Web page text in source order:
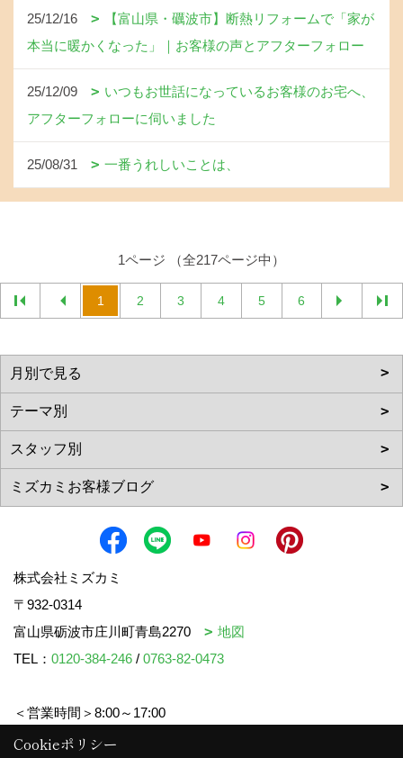
25/12/16
【富山県・礪波市】断熱リフォームで「家が
本当に暖かくなった」｜お客様の声とアフターフォロー
25/12/09
いつもお世話になっているお客様のお宅へ、
アフターフォローに伺いました
25/08/31 一番うれしいことは、
1ページ （全217ページ中）
1 2 3 4 5 6
株式会社ミズカミ
〒932-0314
富山県砺波市庄川町青島2270
地図
TEL： 0120-384-246 / 0763-82-0473
＜営業時間＞8:00～17:00
＜定休日＞水曜日・祝日
Cookieポリシー